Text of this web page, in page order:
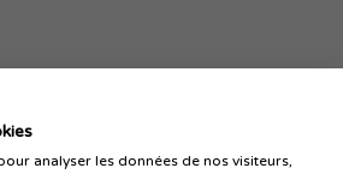
publie mon offre
analyser les données de nos visiteurs,